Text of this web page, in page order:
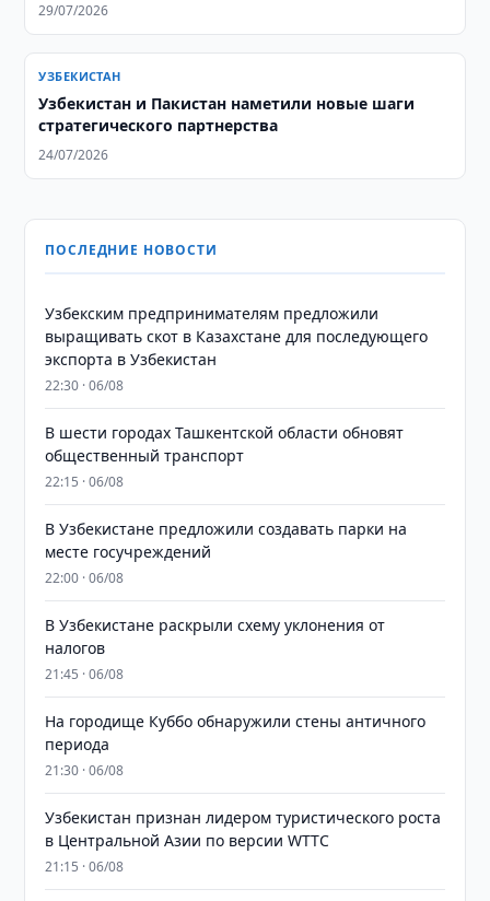
29/07/2026
УЗБЕКИСТАН
Узбекистан и Пакистан наметили новые шаги
стратегического партнерства
24/07/2026
ПОСЛЕДНИЕ НОВОСТИ
Узбекским предпринимателям предложили
выращивать скот в Казахстане для последующего
экспорта в Узбекистан
22:30 · 06/08
В шести городах Ташкентской области обновят
общественный транспорт
22:15 · 06/08
В Узбекистане предложили создавать парки на
месте госучреждений
22:00 · 06/08
В Узбекистане раскрыли схему уклонения от
налогов
21:45 · 06/08
На городище Куббо обнаружили стены античного
периода
21:30 · 06/08
Узбекистан признан лидером туристического роста
в Центральной Азии по версии WTTC
21:15 · 06/08